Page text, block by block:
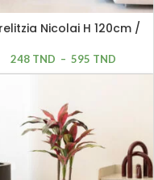
Nicolai H 120cm /
210cm
248 TND – 595 TND